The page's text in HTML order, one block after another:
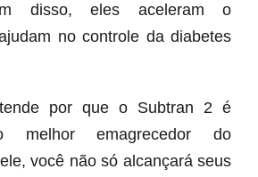
disso, eles aceleram o
no controle da diabetes
por que o Subtran 2 é
melhor emagrecedor do
você não só alcançará seus